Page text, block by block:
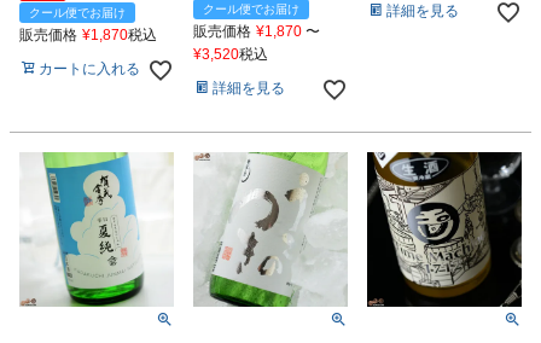
クール便でお届け
販売価格 ¥1,870税込
カートに入れる
クール便でお届け
販売価格 ¥1,870 〜
¥3,520税込
詳細を見る
詳細を見る